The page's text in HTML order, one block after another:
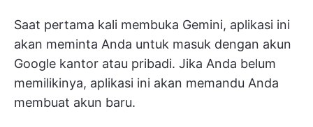
Saat pertama kali membuka Gemini, aplikasi ini
akan meminta Anda untuk masuk dengan akun
Google kantor atau pribadi. Jika Anda belum
memilikinya, aplikasi ini akan memandu Anda
membuat akun baru.